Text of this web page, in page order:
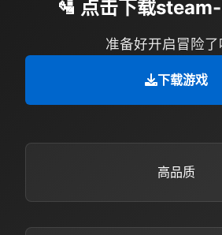
🛂 点击下载
准备好开启冒险了
下载游戏
高品质